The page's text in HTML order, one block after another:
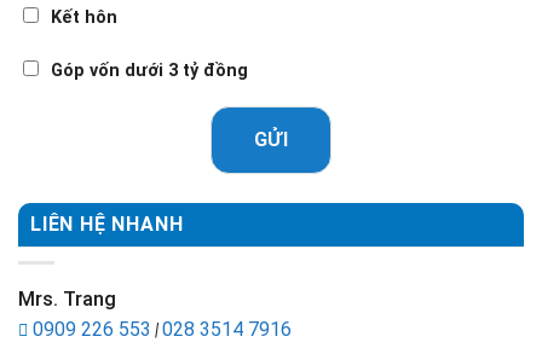
Kết hôn
Góp vốn dưới 3 tỷ đồng
GỬI
LIÊN HỆ NHANH
Mrs. Trang
0909 226 553 |028 3514 7916